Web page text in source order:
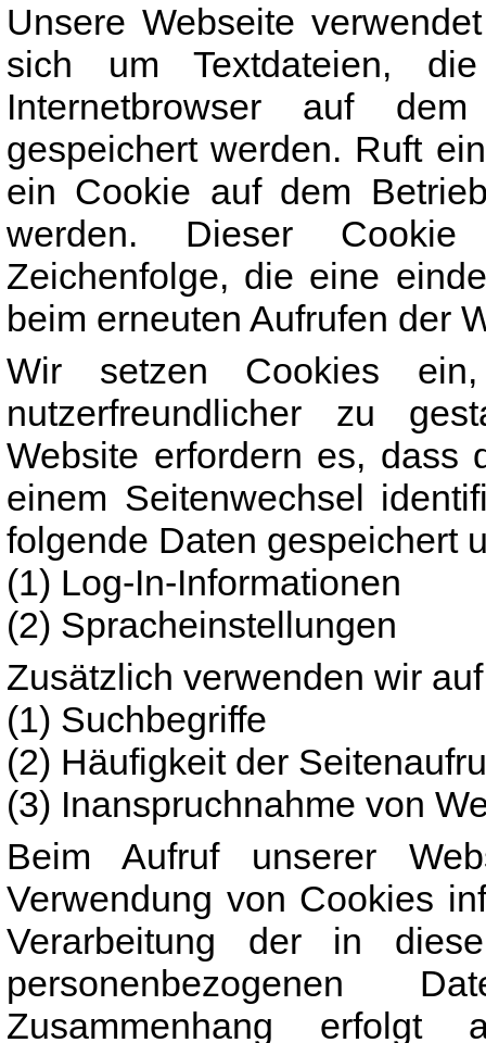
Unsere Webseite
sich um Textdateien,
Internetbrowser auf
gespeichert werden. Ruft
ein Cookie auf dem
werden. Dieser Cookie
Zeichenfolge, die eine
beim erneuten Aufrufen der
Wir setzen Cookies
nutzerfreundlicher zu
Website erfordern es, dass
einem Seitenwechsel
folgende Daten gespeichert
(1) Log-In-Informationen
(2) Spracheinstellungen
Zusätzlich verwenden wir
(1) Suchbegriffe
(2) Häufigkeit der
(3) Inanspruchnahme von
Beim Aufruf unserer
Verwendung von Cookies
Verarbeitung der in
personenbezogenen
Zusammenhang